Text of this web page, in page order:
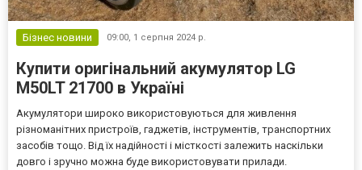
Бізнес новини 09:00, 1 серпня 2024 р.
Купити оригінальний акумулятор LG
M50LT 21700 в Україні
Акумулятори широко використовуються для живлення
різноманітних пристроїв, гаджетів, інструментів, транспортних
засобів тощо. Від їх надійності і місткості залежить наскільки
довго і зручно можна буде використовувати прилади.